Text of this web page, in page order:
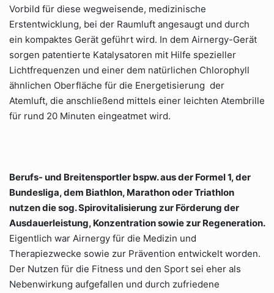
Vorbild für diese wegweisende, medizinische
Erstentwicklung, bei der Raumluft angesaugt und durch
ein kompaktes Gerät geführt wird. In dem Airnergy-Gerät
sorgen patentierte Katalysatoren mit Hilfe spezieller
Lichtfrequenzen und einer dem natürlichen Chlorophyll
ähnlichen Oberfläche für die Energetisierung der
Atemluft, die anschließend mittels einer leichten Atembrille
für rund 20 Minuten eingeatmet wird.
Berufs- und Breitensportler bspw. aus der Formel 1, der
Bundesliga, dem Biathlon, Marathon oder Triathlon
nutzen die sog. Spirovitalisierung zur Förderung der
Ausdauerleistung, Konzentration sowie zur Regeneration.
Eigentlich war Airnergy für die Medizin und
Therapiezwecke sowie zur Prävention entwickelt worden.
Der Nutzen für die Fitness und den Sport sei eher als
Nebenwirkung aufgefallen und durch zufriedene